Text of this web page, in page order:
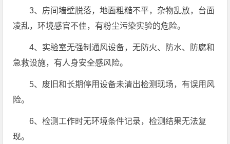
3、房间墙壁脱落，地面粗糙不平，杂物乱放，台面
凌乱，环境感官不佳，有粉尘污染实验的危险。
4、实验室无强制通风设备，无防火、防水、防腐和
急救设施，有人身安全感风险。
5、废旧和长期停用设备未清出检测现场，有误用风
险。
6、检测工作时无环境条件记录，检测结果无法复
现。